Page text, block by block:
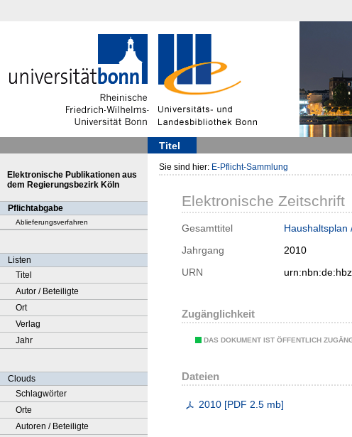
Titel
Elektronische Publikationen aus
dem Regierungsbezirk Köln
Pflichtabgabe
Ablieferungsverfahren
Listen
Titel
Autor / Beteiligte
Ort
Verlag
Jahr
Clouds
Schlagwörter
Orte
Autoren / Beteiligte
Sie sind hier: E-Pflicht-Sammlung
Elektronische Zeitschrift
Gesamttitel
Haushaltsplan
Jahrgang
2010
URN
Zugänglichkeit
DAS DOKUMENT IST ÖFFENTLICH
Dateien
2010 [PDF 2.5 mb]